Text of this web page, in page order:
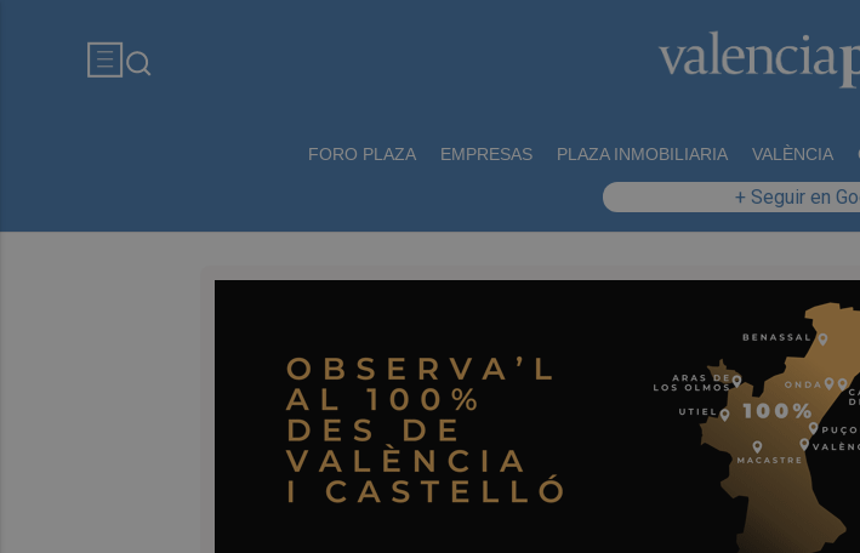
FORO PLAZA EMPRESAS PLAZA INMOBILIARIA VALÈNCIA
+ Seguir en